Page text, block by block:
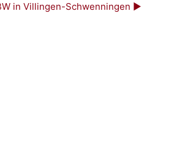
in Villingen-Schwenningen ▶︎